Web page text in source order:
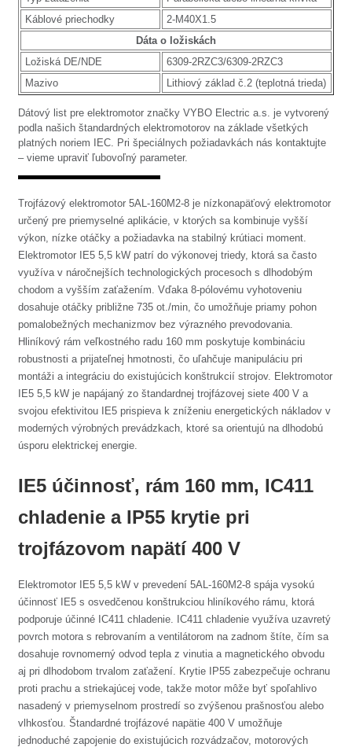
Káblové priechodky
2-M40X1.5
Dáta o ložiskách
Ložiská DE/NDE
6309-2RZC3/6309-2RZC3
Mazivo
Lithiový základ č.2 (teplotná trieda)
Dátový list pre elektromotor značky VYBO Electric a.s. je vytvorený
podla našich štandardných elektromotorov na základe všetkých
platných noriem IEC. Pri špeciálnych požiadavkách nás kontaktujte
– vieme upraviť ľubovoľný parameter.
Trojfázový elektromotor 5AL-160M2-8 je nízkonapäťový elektromotor
určený pre priemyselné aplikácie, v ktorých sa kombinuje vyšší
výkon, nízke otáčky a požiadavka na stabilný krútiaci moment.
Elektromotor IE5 5,5 kW patrí do výkonovej triedy, ktorá sa často
využíva v náročnejších technologických procesoch s dlhodobým
chodom a vyšším zaťažením. Vďaka 8-pólovému vyhotoveniu
dosahuje otáčky približne 735 ot./min, čo umožňuje priamy pohon
pomalobežných mechanizmov bez výrazného prevodovania.
Hliníkový rám veľkostného radu 160 mm poskytuje kombináciu
robustnosti a prijateľnej hmotnosti, čo uľahčuje manipuláciu pri
montáži a integráciu do existujúcich konštrukcií strojov. Elektromotor
IE5 5,5 kW je napájaný zo štandardnej trojfázovej siete 400 V a
svojou efektivitou IE5 prispieva k zníženiu energetických nákladov v
moderných výrobných prevádzkach, ktoré sa orientujú na dlhodobú
úsporu elektrickej energie.
IE5 účinnosť, rám 160 mm, IC411
chladenie a IP55 krytie pri
trojfázovom napätí 400 V
Elektromotor IE5 5,5 kW v prevedení 5AL-160M2-8 spája vysokú
účinnosť IE5 s osvedčenou konštrukciou hliníkového rámu, ktorá
podporuje účinné IC411 chladenie. IC411 chladenie využíva uzavretý
povrch motora s rebrovaním a ventilátorom na zadnom štíte, čím sa
dosahuje rovnomerný odvod tepla z vinutia a magnetického obvodu
aj pri dlhodobom trvalom zaťažení. Krytie IP55 zabezpečuje ochranu
proti prachu a striekajúcej vode, takže motor môže byť spoľahlivo
nasadený v priemyselnom prostredí so zvýšenou prašnosťou alebo
vlhkosťou. Štandardné trojfázové napätie 400 V umožňuje
jednoduché zapojenie do existujúcich rozvádzačov, motorových